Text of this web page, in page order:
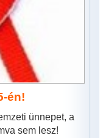
én!
ünnepet, a
sem lesz!